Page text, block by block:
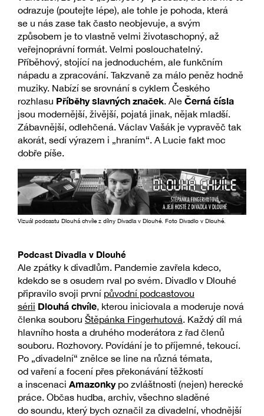
odrazuje (poutejte lépe), ale tohle je pohoda, která
se u nás zase tak často neobjevuje, a svým
způsobem je to vlastně velmi životaschopný, až
veřejnoprávní formát. Velmi poslouchatelný.
Příběhový, stojící na jednoduchém, ale funkčním
nápadu a zpracování. Takzvaně za málo peněz hodně
muziky. Nabízí se srovnání s cyklem Českého
rozhlasu Příběhy slavných značek. Ale Černá čísla
jsou modernější, živější, pojatá jinak, nějak mladší.
Zábavnější, odlehčená. Václav Vašák je vypravěč tak
akorát, sedí výrazem i „hraním“. A Lucie fakt moc
dobře píše.
Vizuál podcastu Dlouhá chvíle z dílny Divadla v Dlouhé. Foto Divadlo v Dlouhé.
Podcast Divadla v Dlouhé
Ale zpátky k divadlům. Pandemie zavřela kdeco,
kdekdo se s osudem rval po svém. Divadlo v Dlouhé
připravilo svoji první původní podcastovou
sérii Dlouhá chvíle, kterou iniciovala a moderuje nová
členka souboru Štěpánka Fingerhutová. Každý díl má
hlavního hosta a druhého moderátora z řad členů
souboru. Rozhovory. Povídání je to příjemné, tekoucí.
Po „divadelní“ znělce se line na různá témata,
od vaření a focení přes překonávání těžkostí
a inscenaci Amazonkypo zvláštnosti (nejen) herecké
práce. Občas hudba, archiv, všechno sladěné
do soundu, který bych označil za divadelní, vhodnější